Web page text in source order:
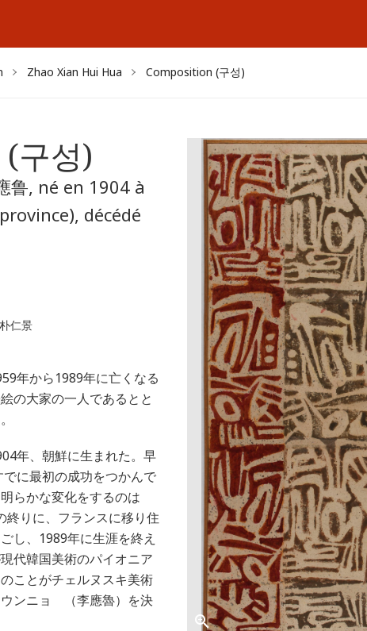
Zhao Xian Hui Hua Composition (구성)
구성)
鲁, né en 1904 à
décédé
仁景
年から1989年に亡くなる
の大家の一人であるとと
年、朝鮮に生まれた。早
に最初の成功をつかんで
らかな変化をするのは
終りに、フランスに移り住
し、1989年に生涯を終え
代韓国美術のパイオニア
ことがチェルヌスキ美術
ンニョ （李應魯）を決